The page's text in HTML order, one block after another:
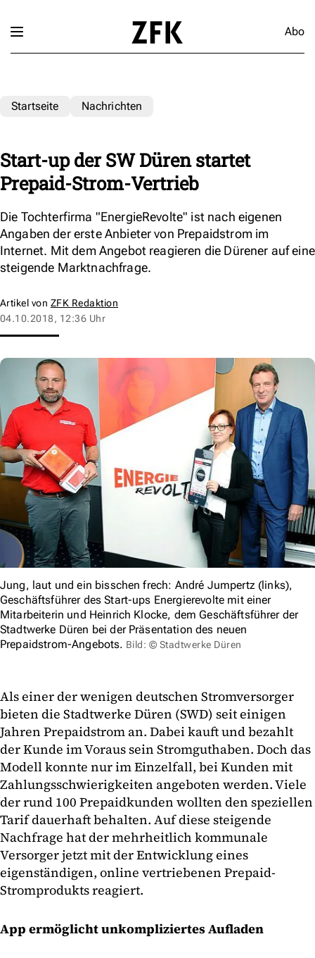
Abo
Startseite Nachrichten
Start-up der SW Düren startet
Prepaid-Strom-Vertrieb
Die Tochterfirma "EnergieRevolte" ist nach eigenen
Angaben der erste Anbieter von Prepaidstrom im
Internet. Mit dem Angebot reagieren die Dürener auf eine
steigende Marktnachfrage.
Artikel von ZFK Redaktion
04.10.2018, 12:36 Uhr
Jung, laut und ein bisschen frech: André Jumpertz (links),
Geschäftsführer des Start-ups Energierevolte mit einer
Mitarbeiterin und Heinrich Klocke, dem Geschäftsführer der
Stadtwerke Düren bei der Präsentation des neuen
Prepaidstrom-Angebots. Bild: © Stadtwerke Düren
Als einer der wenigen deutschen Stromversorger
bieten die Stadtwerke Düren (SWD) seit einigen
Jahren Prepaidstrom an. Dabei kauft und bezahlt
der Kunde im Voraus sein Stromguthaben. Doch das
Modell konnte nur im Einzelfall, bei Kunden mit
Zahlungsschwierigkeiten angeboten werden. Viele
der rund 100 Prepaidkunden wollten den speziellen
Tarif dauerhaft behalten. Auf diese steigende
Nachfrage hat der mehrheitlich kommunale
Versorger jetzt mit der Entwicklung eines
eigenständigen, online vertriebenen Prepaid-
Stromprodukts reagiert.
App ermöglicht unkompliziertes Aufladen